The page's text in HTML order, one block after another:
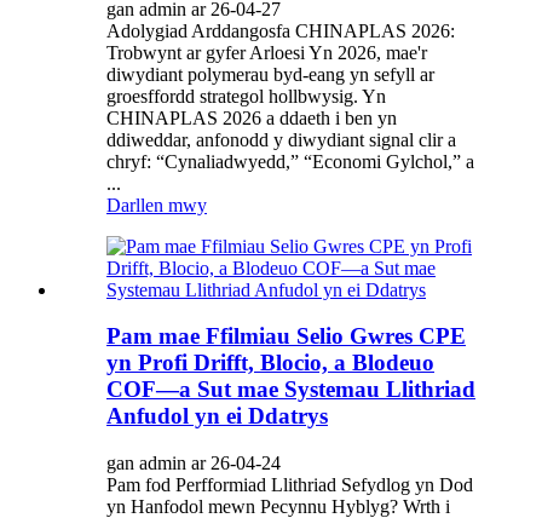
gan admin ar 26-04-27
Adolygiad Arddangosfa CHINAPLAS 2026:
Trobwynt ar gyfer Arloesi Yn 2026, mae'r
diwydiant polymerau byd-eang yn sefyll ar
groesffordd strategol hollbwysig. Yn
CHINAPLAS 2026 a ddaeth i ben yn
ddiweddar, anfonodd y diwydiant signal clir a
chryf: “Cynaliadwyedd,” “Economi Gylchol,” a
...
Darllen mwy
Pam mae Ffilmiau Selio Gwres CPE
yn Profi Drifft, Blocio, a Blodeuo
COF—a Sut mae Systemau Llithriad
Anfudol yn ei Ddatrys
gan admin ar 26-04-24
Pam fod Perfformiad Llithriad Sefydlog yn Dod
yn Hanfodol mewn Pecynnu Hyblyg? Wrth i